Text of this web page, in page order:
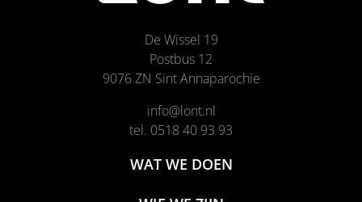
De Wissel 19
Postbus 12
9076 ZN Sint Annaparochie
info@lont.nl
tel. 0518 40 93 93
WAT WE DOEN